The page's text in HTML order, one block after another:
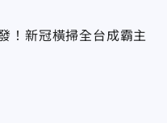
！新冠橫掃全台成霸主